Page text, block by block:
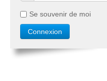
Se souvenir de moi